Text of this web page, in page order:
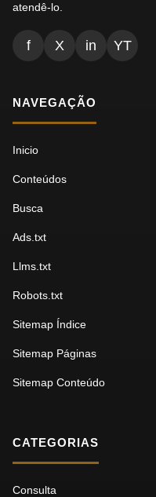
atendê-lo.
f X in YT
NAVEGAÇÃO
Inicio
Conteúdos
Busca
Ads.txt
Llms.txt
Robots.txt
Sitemap Índice
Sitemap Páginas
Sitemap Conteúdo
CATEGORIAS
Consulta